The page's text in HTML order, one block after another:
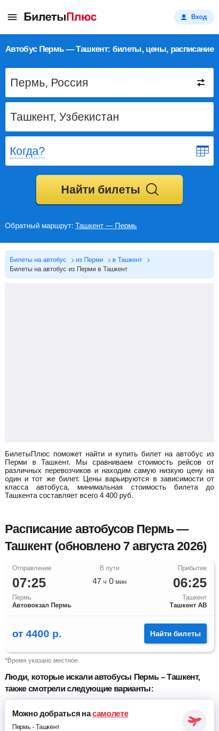
Вход
Автобус Пермь — Ташкент: билеты, цены, расписание
Когда?
Найти билеты
Обратный маршрут: Ташкент — Пермь
Билеты на автобус из Перми
в Ташкент
Билеты на автобус из Перми в Ташкент
БилетыПлюс поможет найти и купить билет на автобус из
Перми в Ташкент.
Мы сравниваем стоимость рейсов от
различных перевозчиков и находим самую низкую цену на
один и тот же билет. Цены варьируются в зависимости от
класса автобуса, минимальная стоимость билета до
Ташкента составляет всего 4 400 руб.
Расписание автобусов Пермь —
Ташкент (обновлено 7 августа 2026)
07:25
Пермь
Автовокзал Пермь
06:25
Ташкент
Ташкент АВ
47 ч 0 мин
от 4400 р. Найти билеты
*Время указано местное.
Люди, которые искали автобусы Пермь – Ташкент,
также смотрели следующие варианты:
Можно добратьсяна самолете
Пермь-Ташкент